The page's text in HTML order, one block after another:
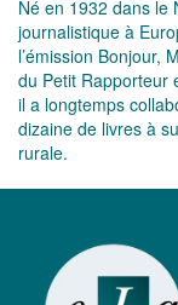
Né en 1932 dans le
journalistique à
l’émission Bonjour,
du Petit Rapporteur
il a longtemps
dizaine de livres à
rurale.